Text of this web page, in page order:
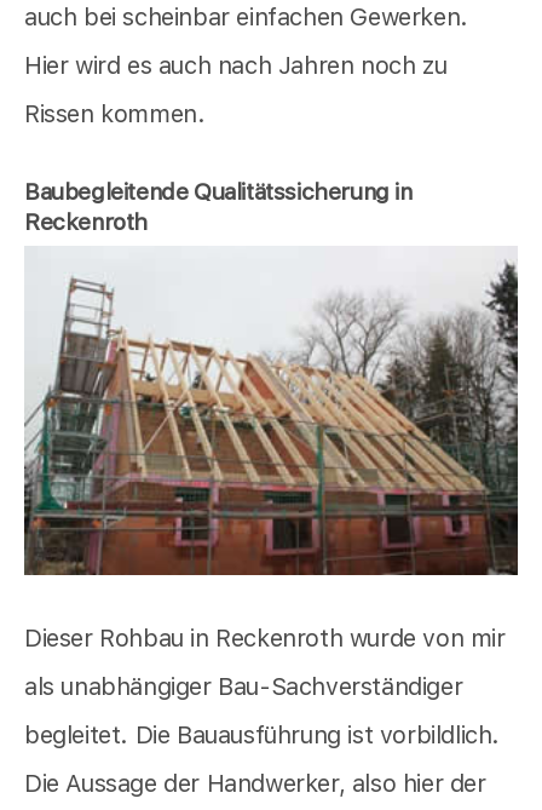
auch bei scheinbar einfachen Gewerken.
Hier wird es auch nach Jahren noch zu
Rissen kommen.
Baubegleitende Qualitätssicherung in
Reckenroth
Dieser Rohbau in Reckenroth wurde von mir
als unabhängiger Bau-Sachverständiger
begleitet. Die Bauausführung ist vorbildlich.
Die Aussage der Handwerker, also hier der